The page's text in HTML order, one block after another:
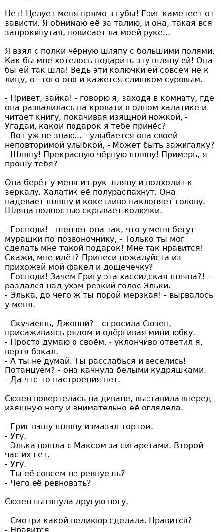
Нет! Целует меня прямо в губы! Григ каменеет от
зависти. Я обнимаю её за талию, и она, такая вся
запрокинутая, повисает на моей руке...
Я взял с полки чёрную шляпу с большими полями.
Как бы мне хотелось подарить эту шляпу ей! Она
бы ей так шла! Ведь эти колючки ей совсем не к
лицу, от того оно и кажется слишком суровым.
- Привет, зайка! - говорю я, заходя в комнату, где
она развалилась на кровати в одном халатике и
читает книгу, покачивая изящной ножкой, -
Угадай, какой подарок я тебе принёс?
- Вот уж не знаю... - улыбается она своей
неповторимой улыбкой, - Может быть зажигалку?
- Шляпу! Прекрасную чёрную шляпу! Примерь, я
прошу тебя?
Она берёт у меня из рук шляпу и подходит к
зеркалу. Халатик её полураспахнут. Она
надевает шляпу и кокетливо наклоняет голову.
Шляпа полностью скрывает колючки.
- Господи! - шепчет она так, что у меня бегут
мурашки по позвоночнику, - Только ты мог
сделать мне такой подарок! Мне так нравится!
Скажи, мне идёт? Принеси пожалуйста из
прихожей мой факел и дощечечку?
- Господи! Зачем Григу эта хассидская шляпа?! -
раздался над ухом резкий голос Эльки.
- Элька, до чего ж ты порой мерзкая! - вырвалось
у меня.
- Скучаешь, Джонни? - спросила Сюзен,
присаживаясь рядом и одёргивая мини-юбку.
- Просто думаю о своём. - уклончиво ответил я,
вертя бокал.
- А ты не думай. Ты расслабься и веселись!
Потанцуем? - она качнула белыми кудряшками.
- Да что-то настроения нет.
Сюзен повертелась на диване, выставила вперед
изящную ногу и внимательно её оглядела.
- Григ вашу шляпу измазал тортом.
- Угу.
- Элька пошла с Максом за сигаретами. Второй
час их нет.
- Угу.
- Ты её совсем не ревнуешь?
- Чего её ревновать?
Сюзен вытянула другую ногу.
- Смотри какой педикюр сделала. Нравится?
- Нравится.